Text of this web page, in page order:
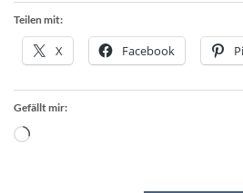
Teilen mit:
X Facebook
Gefällt mir:
Wird